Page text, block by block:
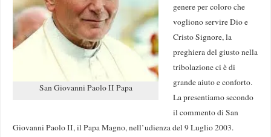
San Giovanni Paolo II Papa
genere per coloro che
vogliono servire Dio e
Cristo Signore, la
preghiera del giusto nella
tribolazione ci è di
grande aiuto e conforto.
La presentiamo secondo
il commento di San
Giovanni Paolo II, il Papa Magno, nell’udienza del 9 Luglio 2003.